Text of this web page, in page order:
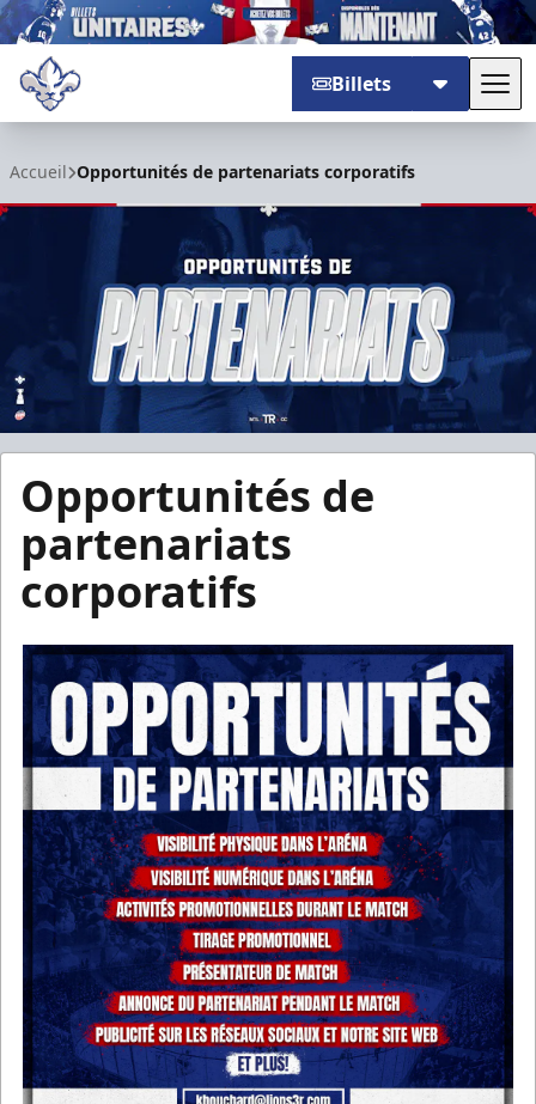
Billets
Accueil Opportunités de partenariats corporatifs
Opportunités de
partenariats
corporatifs